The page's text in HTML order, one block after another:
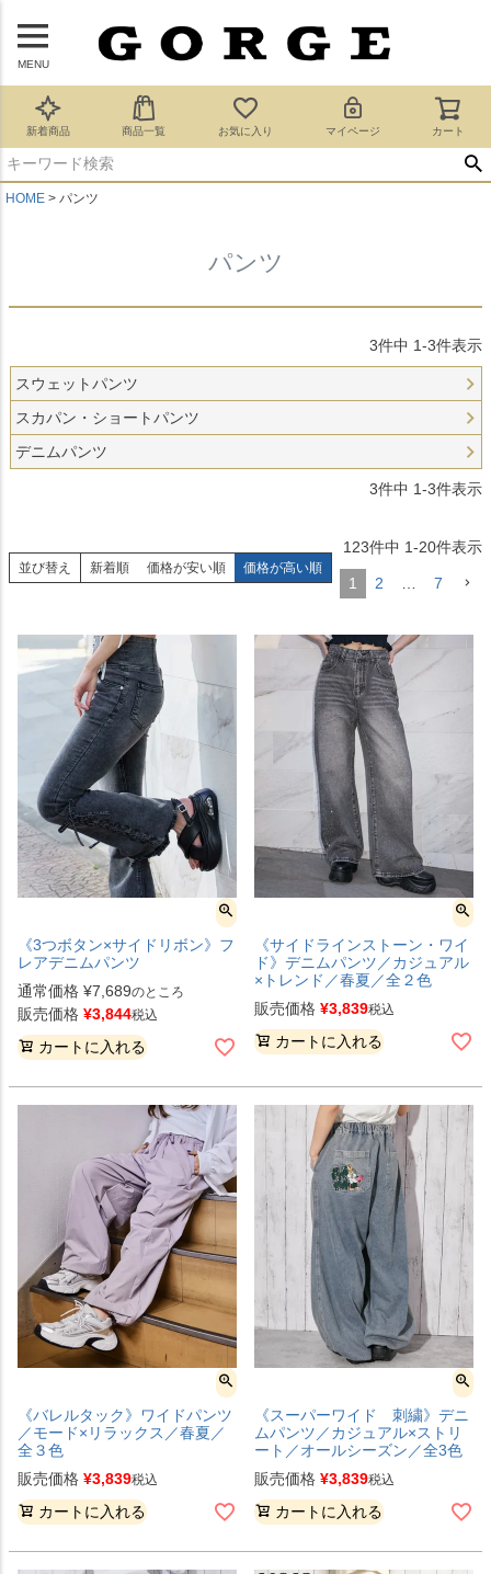
MENU
新着商品 商品一覧 お気に入り マイページ カート
HOME パンツ
パンツ
3件中 1-3件表示
スウェットパンツ
スカパン・ショートパンツ
デニムパンツ
3件中 1-3件表示
並び替え 新着順 価格が安い順 価格が高い順
123件中 1-20件表示
1 2 … 7
《3つボタン×サイドリボン》フ
レアデニムパンツ
通常価格 ¥7,689のところ
販売価格 ¥3,844税込
カートに入れる
《サイドラインストーン・ワイ
ド》デニムパンツ／カジュアル
×トレンド／春夏／全２色
販売価格 ¥3,839税込
カートに入れる
《バレルタック》ワイドパンツ
／モード×リラックス／春夏／
全３色
販売価格 ¥3,839税込
カートに入れる
《スーパーワイド 刺繍》デニ
ムパンツ／カジュアル×ストリ
ート／オールシーズン／全3色
販売価格 ¥3,839税込
カートに入れる